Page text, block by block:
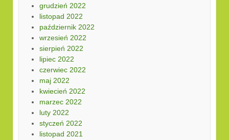
grudzień 2022
listopad 2022
październik 2022
wrzesień 2022
sierpień 2022
lipiec 2022
czerwiec 2022
maj 2022
kwiecień 2022
marzec 2022
luty 2022
styczeń 2022
listopad 2021